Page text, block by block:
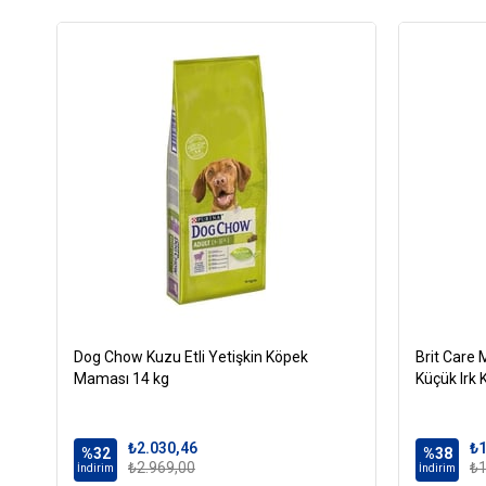
Dog Chow Kuzu Etli Yetişkin Köpek
Maması 14 kg
%32
İndirim
₺2.030,46
₺2.969,00
Brit Care
Küçük Irk
%38
İndirim